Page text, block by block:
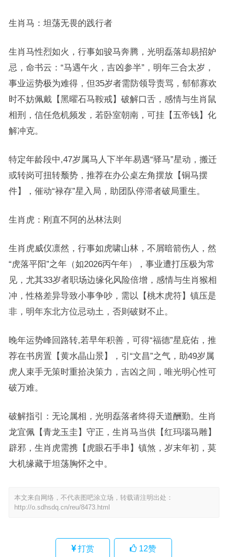
生肖马：坦荡无畏的践行者
生肖马性烈如火，行事如骏马奔腾，光明磊落却易招妒
忌，命书云：“马遇午火，吉凶参半”，明年三合太岁，
事业运势极为难得，但35岁者需防领导责骂，郁郁寡欢
时不妨佩戴【黑曜石马鞍戒】破解口舌，感情与生肖鼠
相刑，信任危机频发，若卧室朝南，可挂【五帝钱】化
解冲克。
特定年龄段中,47岁属马人下半年易遇“驿马”星动，搬迁
或转岗可扭转颓势，推荐在办公桌左角摆放【铜马摆
件】，催动“禄存”星入局，助团队停滞者破局重生。
生肖虎：刚直不阿的丛林法则
生肖虎威仪凛然，行事如虎啸山林，不屑暗箭伤人，然
“虎落平阳”之年（如2026丙午年），事业遭打压极为常
见，尤其33岁者职场边缘化风险倍增，感情与生肖猴相
冲，性格差异导致小事争吵，需以【桃木虎符】镇压是
非，明年东北方位忌动土，否则破财不止。
晚年运势峰回路转,若早年积善，可得“福德”星庇佑，推
荐在书房置【黄水晶山景】，引“文昌”之气，助49岁属
虎人束手无策时重拾决策力，吉凶之间，唯光明心性可
破万难。
破解指引：无论属相，光明磊落者终得天道酬勤。生肖
龙宜佩【青龙玉圭】守正，生肖马当供【红玛瑙马雕】
辟邪，生肖虎需携【虎眼石手串】镇煞，岁末年初，莫
大机缘藏于坦荡胸怀之中。
本文来自网络，不代表图吧涂立场，转载请注明出处：
http://o.sdhsdq.cn/reu/8473.html
打赏 12赞